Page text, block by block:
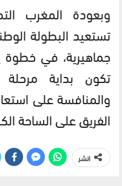
وبعودة المغرب
تستعيد البطولة
جماهيرية، في خطوة
تكون بداية مرحلة
والمنافسة على
الفريق على الساحة
انشر